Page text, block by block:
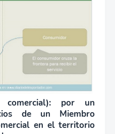
comercial): por un
de un Miembro
en el territorio